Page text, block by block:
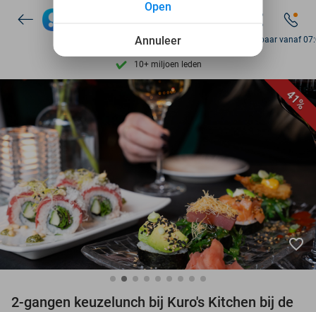
7 dagen per week beschikbaar
10+ miljoen leden
9,4 op basis van
Ontdek 15.000+ deals
7 dagen per week beschikbaar
10+ miljoen leden
Bereikbaar vanaf
41%
favorite_border
2-gangen keuzelunch bij Kuro's Kitchen bij de
Annuleer
Open